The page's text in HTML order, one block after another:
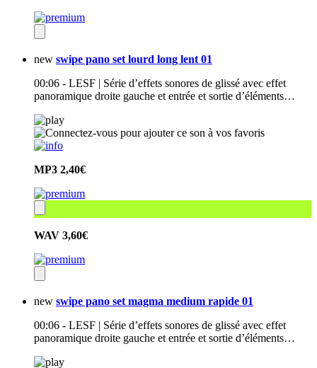
new swipe pano set lourd long lent 01
00:06 - LESF | Série d’effets sonores de glissé avec effet
panoramique droite gauche et entrée et sortie d’éléments…
MP3 2,40€
WAV 3,60€
new swipe pano set magma medium rapide 01
00:06 - LESF | Série d’effets sonores de glissé avec effet
panoramique droite gauche et entrée et sortie d’éléments…